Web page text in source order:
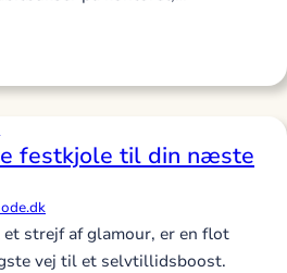
festkjole til din næste
strejf af glamour, er en flot
vej til et selvtillidsboost.